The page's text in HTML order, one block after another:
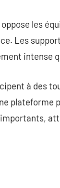
les
Les
intense
à des
plateforme